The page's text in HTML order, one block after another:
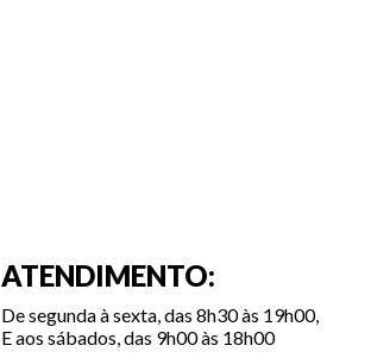
ATENDIMENTO:
De segunda à sexta, das 8h30 às 19h00,
E aos sábados, das 9h00 às 18h00